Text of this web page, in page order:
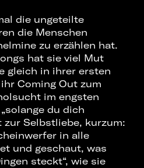
die ungeteilte
die Menschen
zu erzählen hat.
hat sie viel Mut
gleich in ihrer ersten
ihr Coming Out zum
im engsten
du dich
zur Selbstliebe, kurzum:
in alle
und geschaut, was
steckt“, wie sie